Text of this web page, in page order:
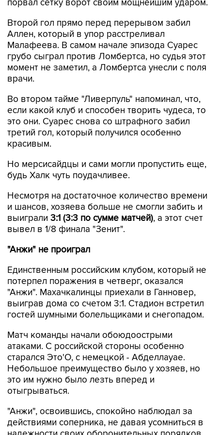
порвал сетку ворот своим мощнейшим ударом.
Второй гол прямо перед перерывом забил
Аллен, который в упор расстреливал
Малафеева. В самом начале эпизода Суарес
грубо сыграл против Ломбертса, но судья этот
момент не заметил, а Ломбертса унесли с поля
врачи.
Во втором тайме "Ливерпуль" напоминал, что,
если какой клуб и способен творить чудеса, то
это они. Суарес снова со штрафного забил
третий гол, который получился особенно
красивым.
Но мерсисайдцы и сами могли пропустить еще,
будь Халк чуть поудачливее.
Несмотря на достаточное количество времени
и шансов, хозяева больше не смогли забить и
выиграли 3:1 (3:3 по сумме матчей), а этот счет
вывел в 1/8 финала "Зенит".
"Анжи" не проиграл
Единственным российским клубом, который не
потерпел поражения в четверг, оказался
"Анжи". Махачкалинцы приехали в Ганновер,
выиграв дома со счетом 3:1. Стадион встретил
гостей шумными болельщиками и снегопадом.
Матч команды начали обоюдоострыми
атаками. С российской стороны особенно
старался Это'О, с немецкой - Абделлауае.
Небольшое преимущество было у хозяев, но
это им нужно было лезть вперед и
отыгрываться.
"Анжи", освоившись, спокойно наблюдал за
действиями соперника, не давая усомниться в